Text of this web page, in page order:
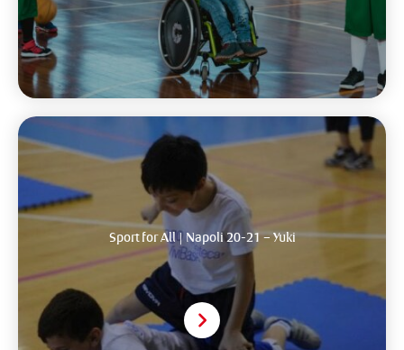
Sport for All | Napoli 20-21 – Yuki